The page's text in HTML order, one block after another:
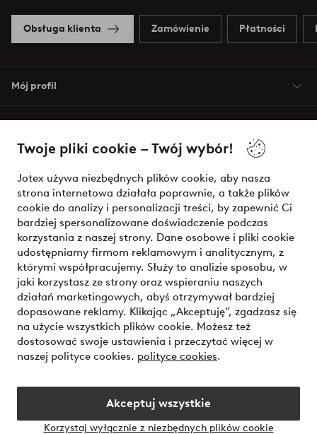
Twoje pliki cookie – Twój wybór!
Jotex używa niezbędnych plików cookie, aby nasza
strona internetowa działała poprawnie, a także plików
cookie do analizy i personalizacji treści, by zapewnić Ci
bardziej spersonalizowane doświadczenie podczas
korzystania z naszej strony. Dane osobowe i pliki cookie
udostępniamy firmom reklamowym i analitycznym, z
którymi współpracujemy. Służy to analizie sposobu, w
jaki korzystasz ze strony oraz wspieraniu naszych
działań marketingowych, abyś otrzymywał bardziej
dopasowane reklamy. Klikając „Akceptuję”, zgadzasz się
na użycie wszystkich plików cookie. Możesz też
dostosować swoje ustawienia i przeczytać więcej w
naszej polityce cookies. polityce cookies.
Akceptuj wszystkie
Korzystaj wyłącznie z niezbędnych plików cookie
Obsługa klienta Zamówienie Płatności
Mój profil
Warunki
Bezpieczne płatności - zapłać teraz lub podziel się
Chcesz dowiedzieć się więcej o naszych opcjach płatności